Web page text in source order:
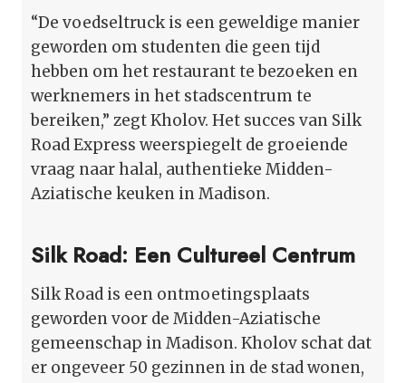
“De voedseltruck is een geweldige manier
geworden om studenten die geen tijd
hebben om het restaurant te bezoeken en
werknemers in het stadscentrum te
bereiken,” zegt Kholov. Het succes van Silk
Road Express weerspiegelt de groeiende
vraag naar halal, authentieke Midden-
Aziatische keuken in Madison.
Silk Road: Een Cultureel Centrum
Silk Road is een ontmoetingsplaats
geworden voor de Midden-Aziatische
gemeenschap in Madison. Kholov schat dat
er ongeveer 50 gezinnen in de stad wonen,